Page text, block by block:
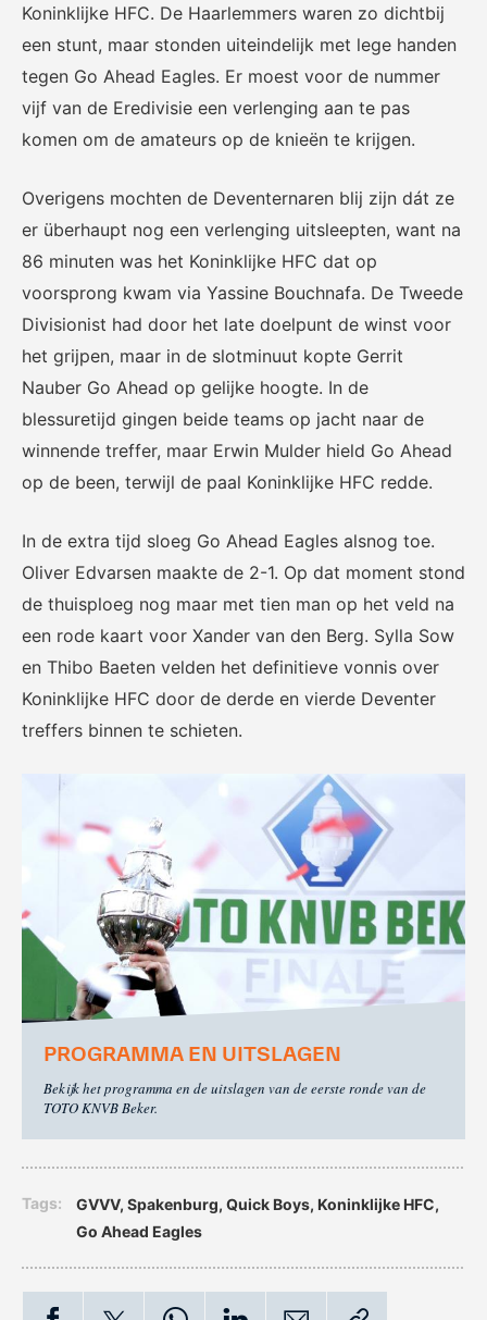
Koninklijke HFC. De Haarlemmers waren zo dichtbij
een stunt, maar stonden uiteindelijk met lege handen
tegen Go Ahead Eagles. Er moest voor de nummer
vijf van de Eredivisie een verlenging aan te pas
komen om de amateurs op de knieën te krijgen.
Overigens mochten de Deventernaren blij zijn dát ze
er überhaupt nog een verlenging uitsleepten, want na
86 minuten was het Koninklijke HFC dat op
voorsprong kwam via Yassine Bouchnafa. De Tweede
Divisionist had door het late doelpunt de winst voor
het grijpen, maar in de slotminuut kopte Gerrit
Nauber Go Ahead op gelijke hoogte. In de
blessuretijd gingen beide teams op jacht naar de
winnende treffer, maar Erwin Mulder hield Go Ahead
op de been, terwijl de paal Koninklijke HFC redde.
In de extra tijd sloeg Go Ahead Eagles alsnog toe.
Oliver Edvarsen maakte de 2-1. Op dat moment stond
de thuisploeg nog maar met tien man op het veld na
een rode kaart voor Xander van den Berg. Sylla Sow
en Thibo Baeten velden het definitieve vonnis over
Koninklijke HFC door de derde en vierde Deventer
treffers binnen te schieten.
PROGRAMMA EN UITSLAGEN
Bekijk het programma en de uitslagen van de eerste ronde van de
TOTO KNVB Beker.
Tags: GVVV, Spakenburg, Quick Boys, Koninklijke HFC,
Go Ahead Eagles